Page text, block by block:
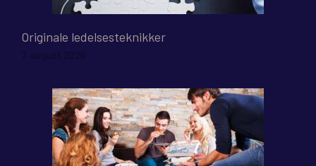
Originale ledelsesteknikker
7. august 2026